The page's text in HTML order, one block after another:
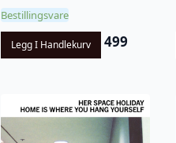
Bestillingsvare
Legg I Handlekurv 499